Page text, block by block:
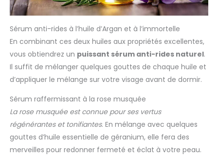
Sérum anti-rides à l’huile d’Argan et à l’immortelle
En combinant ces deux huiles aux propriétés excellentes,
vous obtiendrez un puissant sérum anti-rides naturel.
Il suffit de mélanger quelques gouttes de chaque huile et
d’appliquer le mélange sur votre visage avant de dormir.
Sérum raffermissant à la rose musquée
La rose musquée est connue pour ses vertus
régénérantes et tonifiantes. En mélange avec quelques
gouttes d’huile essentielle de géranium, elle fera des
merveilles pour redonner fermeté et éclat à votre peau.